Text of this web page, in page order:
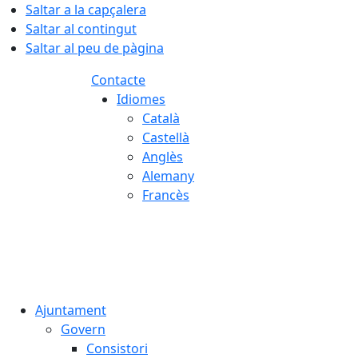
Saltar a la capçalera
Saltar al contingut
Saltar al peu de pàgina
Contacte
Idiomes
Català
Castellà
Anglès
Alemany
Francès
Ajuntament
Govern
Consistori